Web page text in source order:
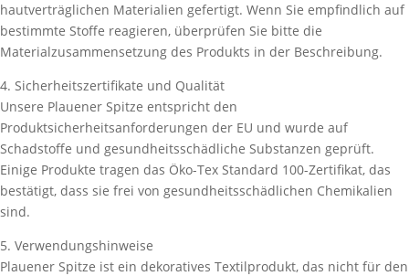
hautverträglichen Materialien gefertigt. Wenn Sie empfindlich auf
bestimmte Stoffe reagieren, überprüfen Sie bitte die
Materialzusammensetzung des Produkts in der Beschreibung.
4. Sicherheitszertifikate und Qualität
Unsere Plauener Spitze entspricht den
Produktsicherheitsanforderungen der EU und wurde auf
Schadstoffe und gesundheitsschädliche Substanzen geprüft.
Einige Produkte tragen das Öko-Tex Standard 100-Zertifikat, das
bestätigt, dass sie frei von gesundheitsschädlichen Chemikalien
sind.
5. Verwendungshinweise
Plauener Spitze ist ein dekoratives Textilprodukt, das nicht für den